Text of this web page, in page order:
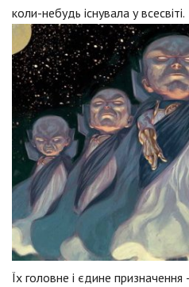
коли-небудь існувала у всесвіті.
Їх головне і єдине призначення